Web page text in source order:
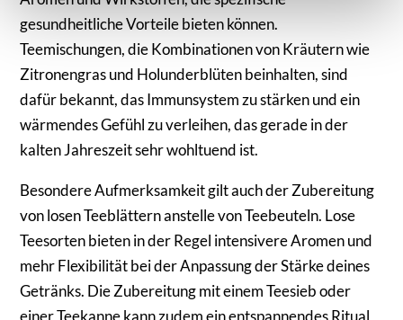
gesundheitliche Vorteile bieten können.
Teemischungen, die Kombinationen von Kräutern wie
Zitronengras und Holunderblüten beinhalten, sind
dafür bekannt, das Immunsystem zu stärken und ein
wärmendes Gefühl zu verleihen, das gerade in der
kalten Jahreszeit sehr wohltuend ist.
Besondere Aufmerksamkeit gilt auch der Zubereitung
von losen Teeblättern anstelle von Teebeuteln. Lose
Teesorten bieten in der Regel intensivere Aromen und
mehr Flexibilität bei der Anpassung der Stärke deines
Getränks. Die Zubereitung mit einem Teesieb oder
einer Teekanne kann zudem ein entspannendes Ritual